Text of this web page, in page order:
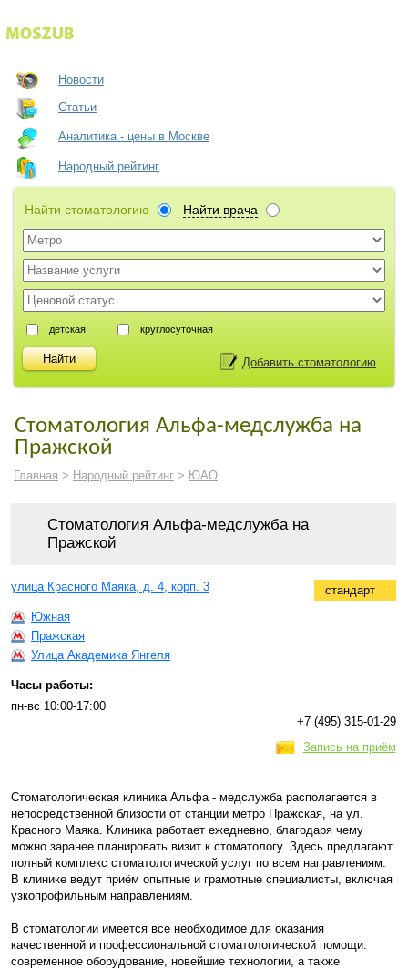
Новости
Статьи
Аналитика - цены в Москве
Народный рейтинг
Найти стоматологию Найти врача
детская круглосуточная
Добавить стоматологию
Стоматология Альфа-медслужба на
Пражской
Главная > Народный рейтинг > ЮАО
Стоматология Альфа-медслужба на
Пражской
стандарт
улица Красного Маяка, д. 4, корп. 3
Южная
Пражская
Улица Академика Янгеля
Часы работы:
пн-вс 10:00-17:00
+7 (495) 315-01-29
Запись на приём
Стоматологическая клиника Альфа - медслужба располагается в
непосредственной близости от станции метро Пражская, на ул.
Красного Маяка. Клиника работает ежедневно, благодаря чему
можно заранее планировать визит к стоматологу. Здесь предлагают
полный комплекс стоматологической услуг по всем направлениям.
В клинике ведут приём опытные и грамотные специалисты, включая
узкопрофильным направлениям.
В стоматологии имеется все необходимое для оказания
качественной и профессиональной стоматологической помощи:
современное оборудование, новейшие технологии, а также